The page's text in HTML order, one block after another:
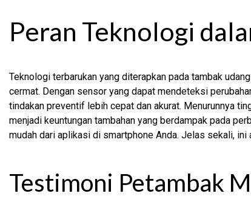
Peran Teknologi
Teknologi terbarukan yang diterapkan pada tambak
cermat. Dengan sensor yang dapat mendeteksi
tindakan preventif lebih cepat dan akurat. Menurunnya
menjadi keuntungan tambahan yang berdampak pada
mudah dari aplikasi di smartphone Anda. Jelas sekali, ini
Testimoni Petambak